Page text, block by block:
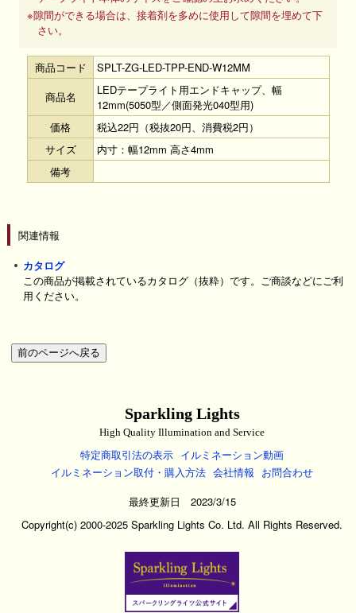
※隙間ができる場合は、接着剤を多めに使用して隙間を埋めて下
さい。
商品コード
SPLT-ZG-LED-TPP-END-W12MM
商品名
LEDテープライト用エンドキャップ、幅
12mm(5050型／側面発光040型用)
価格
税込22円（税抜20円、消費税2円）
サイズ
内寸：幅12mm 高さ4mm
備考
関連情報
カタログ
この商品が掲載されているカタログ（抜粋）です。ご商談などにご利
用ください。
Sparkling Lights
High Quality Illumination and Service
特定商取引法の表示 イルミネーション動画
イルミネーション取付・購入方法 会社情報 お問合わせ
最終更新日 2023/3/15
Copyright(c) 2000-2025 Sparkling Lights Co. Ltd. All Rights Reserved.